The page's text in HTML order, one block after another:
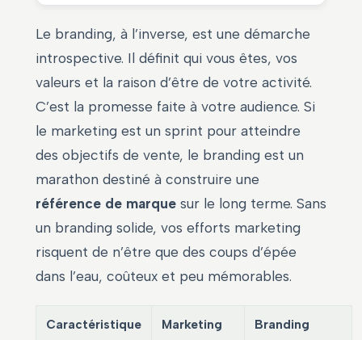
Le branding, à l’inverse, est une démarche
introspective. Il définit qui vous êtes, vos
valeurs et la raison d’être de votre activité.
C’est la promesse faite à votre audience. Si
le marketing est un sprint pour atteindre
des objectifs de vente, le branding est un
marathon destiné à construire une
référence de marque sur le long terme. Sans
un branding solide, vos efforts marketing
risquent de n’être que des coups d’épée
dans l’eau, coûteux et peu mémorables.
Caractéristique Marketing Branding